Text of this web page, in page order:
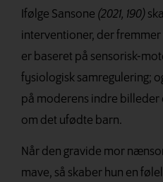
Ifølge Sansone (2021, 190)
interventioner, der
er baseret på sensorisk-
fysiologisk samregulering;
på moderens indre
om det ufødte barn.
Når den gravide mor
mave, så skaber hun en